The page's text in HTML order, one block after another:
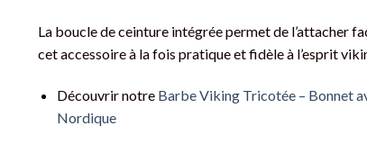
La boucle de ceinture intégrée permet de l’attacher
cet accessoire à la fois pratique et fidèle à l’esprit
Découvrir notreBarbe Viking Tricotée – Bonnet
Nordique